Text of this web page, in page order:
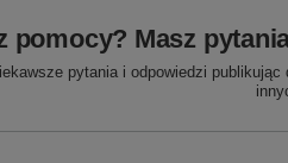
pomocy? Masz
pytania i odpowiedzi publikując